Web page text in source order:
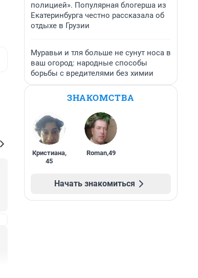
полицией». Популярная блогерша из
Екатеринбурга честно рассказала об
отдыхе в Грузии
Муравьи и тля больше не сунут носа в
ваш огород: народные способы
борьбы с вредителями без химии
ЗНАКОМСТВА
Кристиана,
45
Roman,49
Начать знакомиться